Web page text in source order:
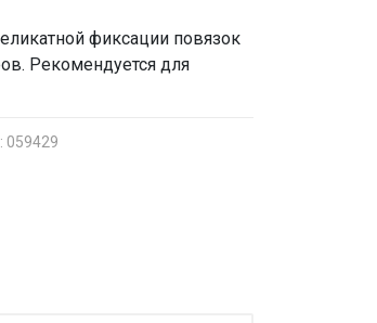
фиксации повязок
Рекомендуется для
059429